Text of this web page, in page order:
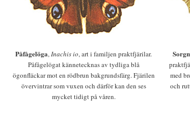
Påfågelöga,Inachis io, art i familjen praktfjärilar.
Påfågelögat kännetecknas av tydliga blå
ögonfläckar mot en rödbrun bakgrundsfärg. Fjärilen
övervintrar som vuxen och därför kan den ses
mycket tidigt på våren.
med
och